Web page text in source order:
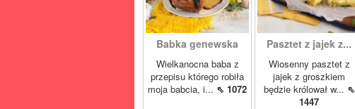
Babka genewska
Wielkanocna baba z
przepisu którego robiła
moja babcia, i... ⇖ 1072
Pasztet z jajek z...
Wiosenny pasztet z
jajek z groszkiem
będzie królował w... ⇖
1447